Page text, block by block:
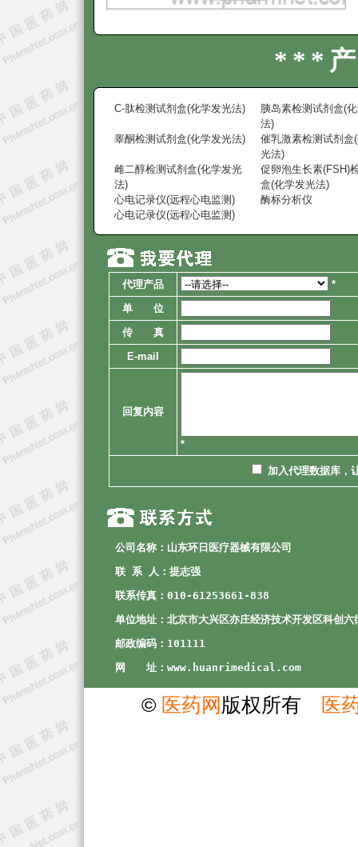
***
C-肽检测试剂盒(化学发光法)
胰岛素检测试剂盒(
法)
睾酮检测试剂盒(化学发光法)
催乳激素检测试剂盒
光法)
雌二醇检测试剂盒(化学发光
法)
促卵泡生长素(FSH)
盒(化学发光法)
心电记录仪(远程心电监测)
酶标分析仪
心电记录仪(远程心电监测)
代理产品
*
单 位
传 真
E-mail
回复内容
*
加入代理数据库，
公司名称：山东环日医疗器械有限公司
联 系 人：提志强
联系传真：010-61253661-838
单位地址：北京市大兴区亦庄经济技术开发区科创
邮政编码：101111
网　　址：www.huanrimedical.com
© 医药网版权所有 医